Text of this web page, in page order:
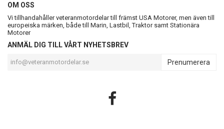
OM OSS
Vi tillhandahåller veteranmotordelar till främst USA Motorer, men även till
europeiska märken, både till Marin, Lastbil, Traktor samt Stationära
Motorer
ANMÄL DIG TILL VÅRT NYHETSBREV
Prenumerera